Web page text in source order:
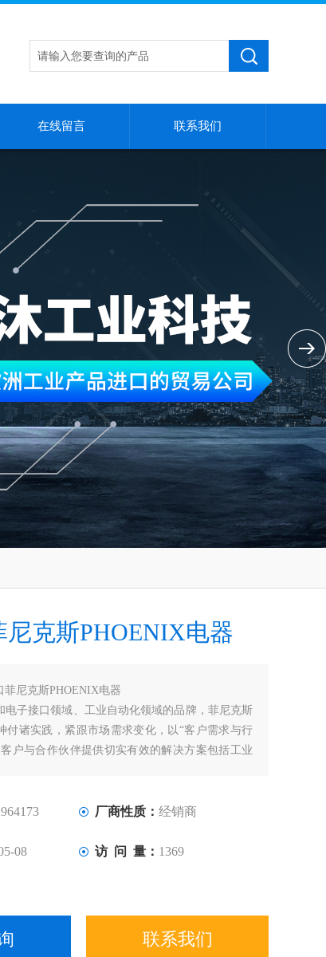
在线留言 联系我们
克斯PHOENIX电器
菲尼克斯PHOENIX电器
电子接口领域、工业自动化领域的品牌，菲尼克斯
付诸实践，紧跟市场需求变化，以“客户需求与行
户与合作伙伴提供切实有效的解决方案包括工业
厂商性质： 经销商
08 访 问 量： 1369
联系我们